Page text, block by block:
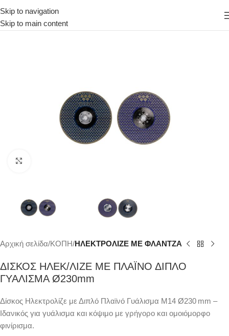
Skip to navigation
Skip to main content
Αρχική σελίδα ΚΟΠΗ ΗΛΕΚΤΡΟΛΙΖΕ ΜΕ ΦΛΑΝΤΖΑ
ΔΙΣΚΟΣ ΗΛΕΚ/ΛΙΖΕ ΜΕ ΠΛΑÏΝΟ ΔΙΠΛΟ
ΓΥΑΛΙΣΜΑ Ø230mm
Δίσκος Ηλεκτρολίζε με Διπλό Πλαϊνό Γυάλισμα Μ14 Ø230 mm –
Ιδανικός για γυάλισμα και κόψιμο με γρήγορο και ομοιόμορφο
φινίρισμα.